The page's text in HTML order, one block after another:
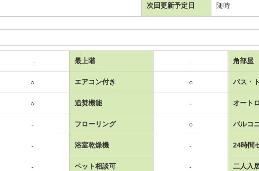
次回更新予定日 随時
- 最上階 - 角部屋
○ エアコン付き ○ バス・
○ 追焚機能 - オート
- フローリング ○ バルコ
- 浴室乾燥機 - 24時間
- ペット相談可 - 二人入